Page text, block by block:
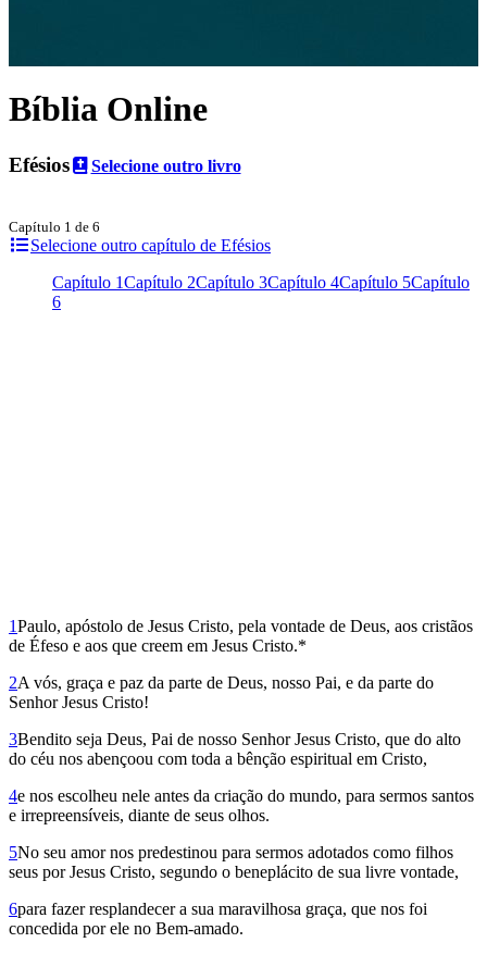
Bíblia Online
Efésios Selecione outro livro
Capítulo 1 de 6
Selecione outro capítulo de Efésios
Capítulo 1Capítulo 2Capítulo 3Capítulo 4Capítulo 5Capítulo
6
1Paulo, apóstolo de Jesus Cristo, pela vontade de Deus, aos cristãos
de Éfeso e aos que creem em Jesus Cristo.*
2A vós, graça e paz da parte de Deus, nosso Pai, e da parte do
Senhor Jesus Cristo!
3Bendito seja Deus, Pai de nosso Senhor Jesus Cristo, que do alto
do céu nos abençoou com toda a bênção espiritual em Cristo,
4e nos escolheu nele antes da criação do mundo, para sermos santos
e irrepreensíveis, diante de seus olhos.
5No seu amor nos predestinou para sermos adotados como filhos
seus por Jesus Cristo, segundo o beneplácito de sua livre vontade,
6para fazer resplandecer a sua maravilhosa graça, que nos foi
concedida por ele no Bem-amado.